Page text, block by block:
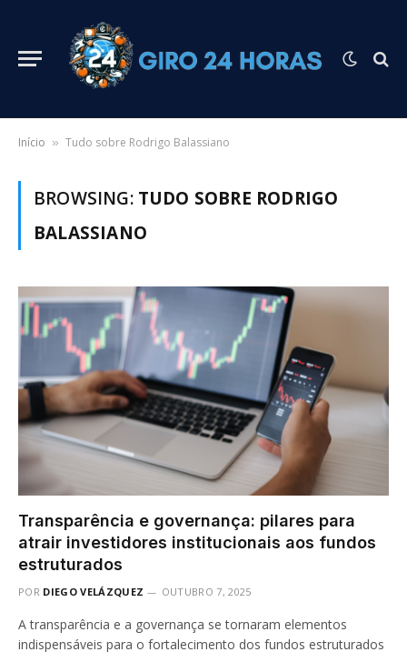
Início » Tudo sobre Rodrigo Balassiano
BROWSING: TUDO SOBRE RODRIGO
BALASSIANO
Transparência e governança: pilares para
atrair investidores institucionais aos fundos
estruturados
POR DIEGO VELÁZQUEZ OUTUBRO 7, 2025
A transparência e a governança se tornaram elementos
indispensáveis para o fortalecimento dos fundos estruturados